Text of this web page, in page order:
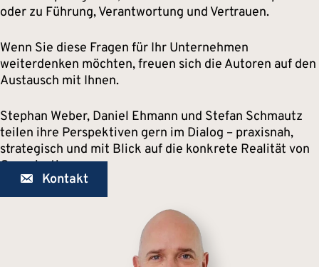
oder zu Führung, Verantwortung und Vertrauen.
Wenn Sie diese Fragen für Ihr Unternehmen
weiterdenken möchten, freuen sich die Autoren auf den
Austausch mit Ihnen.
Stephan Weber, Daniel Ehmann und Stefan Schmautz
teilen ihre Perspektiven gern im Dialog – praxisnah,
strategisch und mit Blick auf die konkrete Realität von
Organisationen.
Kontakt